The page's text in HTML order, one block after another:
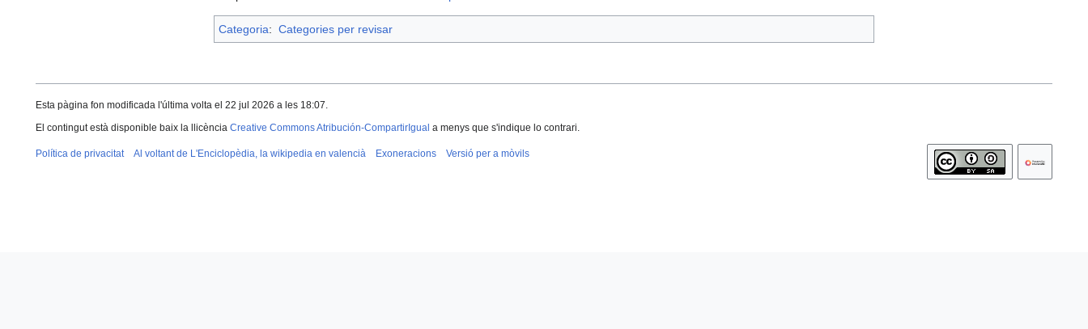
Categoria: Categories per revisar
Esta pàgina fon modificada l'última volta el 22 jul 2026 a les 18:07.
El contingut està disponible baix la llicència Creative Commons Atribución-CompartirIgual a menys que s'indique lo contrari.
Política de privacitat Al voltant de L'Enciclopèdia, la wikipedia en valencià Exoneracions Versió per a mòvils